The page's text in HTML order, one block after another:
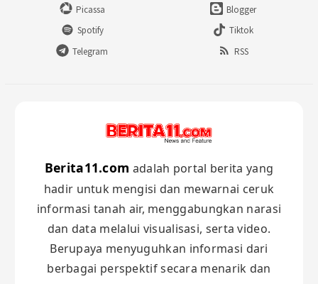
Picassa
Blogger
Spotify
Tiktok
Telegram
RSS
Berita11.com adalah portal berita yang
hadir untuk mengisi dan mewarnai ceruk
informasi tanah air, menggabungkan narasi
dan data melalui visualisasi, serta video.
Berupaya menyuguhkan informasi dari
berbagai perspektif secara menarik dan